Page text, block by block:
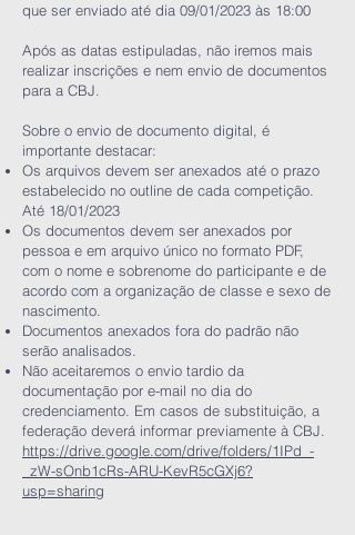
que ser enviado até dia 09/01/2023 às 18:00
Após as datas estipuladas, não iremos mais
realizar inscrições e nem envio de documentos
para a CBJ.
Sobre o envio de documento digital, é
importante destacar:
Os arquivos devem ser anexados até o prazo
estabelecido no outline de cada competição.
Até 18/01/2023
Os documentos devem ser anexados por
pessoa e em arquivo único no formato PDF,
com o nome e sobrenome do participante e de
acordo com a organização de classe e sexo de
nascimento.
Documentos anexados fora do padrão não
serão analisados.
Não aceitaremos o envio tardio da
documentação por e-mail no dia do
credenciamento. Em casos de substituição, a
federação deverá informar previamente à CBJ.
https://drive.google.com/drive/folders/1IPd_-
_zW-sOnb1cRs-ARU-KevR5cGXj6?
usp=sharing